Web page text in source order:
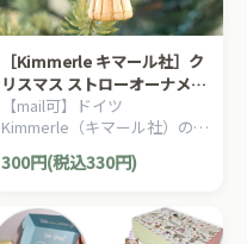
［Kimmerle キマール社］ク
リスマス ストローオーナメン
ト 天使 4-5cm 赤糸
【mail可】ドイツ
Kimmerle（キマール社）のク
リスマスツリーにぴったりな
天使のストローオーナメント
300円(税込330円)